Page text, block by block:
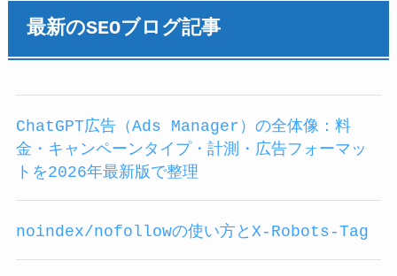
最新のSEOブログ記事
ChatGPT広告（Ads Manager）の全体像：料
金・キャンペーンタイプ・計測・広告フォーマッ
トを2026年最新版で整理
noindex/nofollowの使い方とX-Robots-Tag